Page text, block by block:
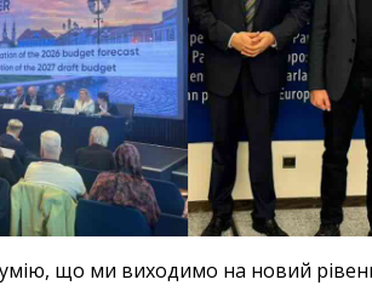
що ми виходимо на новий